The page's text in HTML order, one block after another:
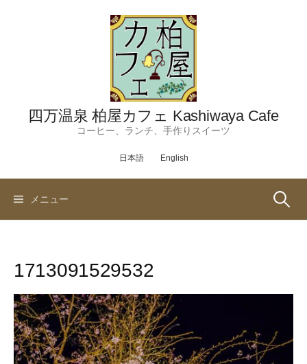
四万温泉 柏屋カフェ Kashiwaya Cafe
コーヒー、ランチ、手作りスイーツ
日本語 English
メニュー 検
1713091529532